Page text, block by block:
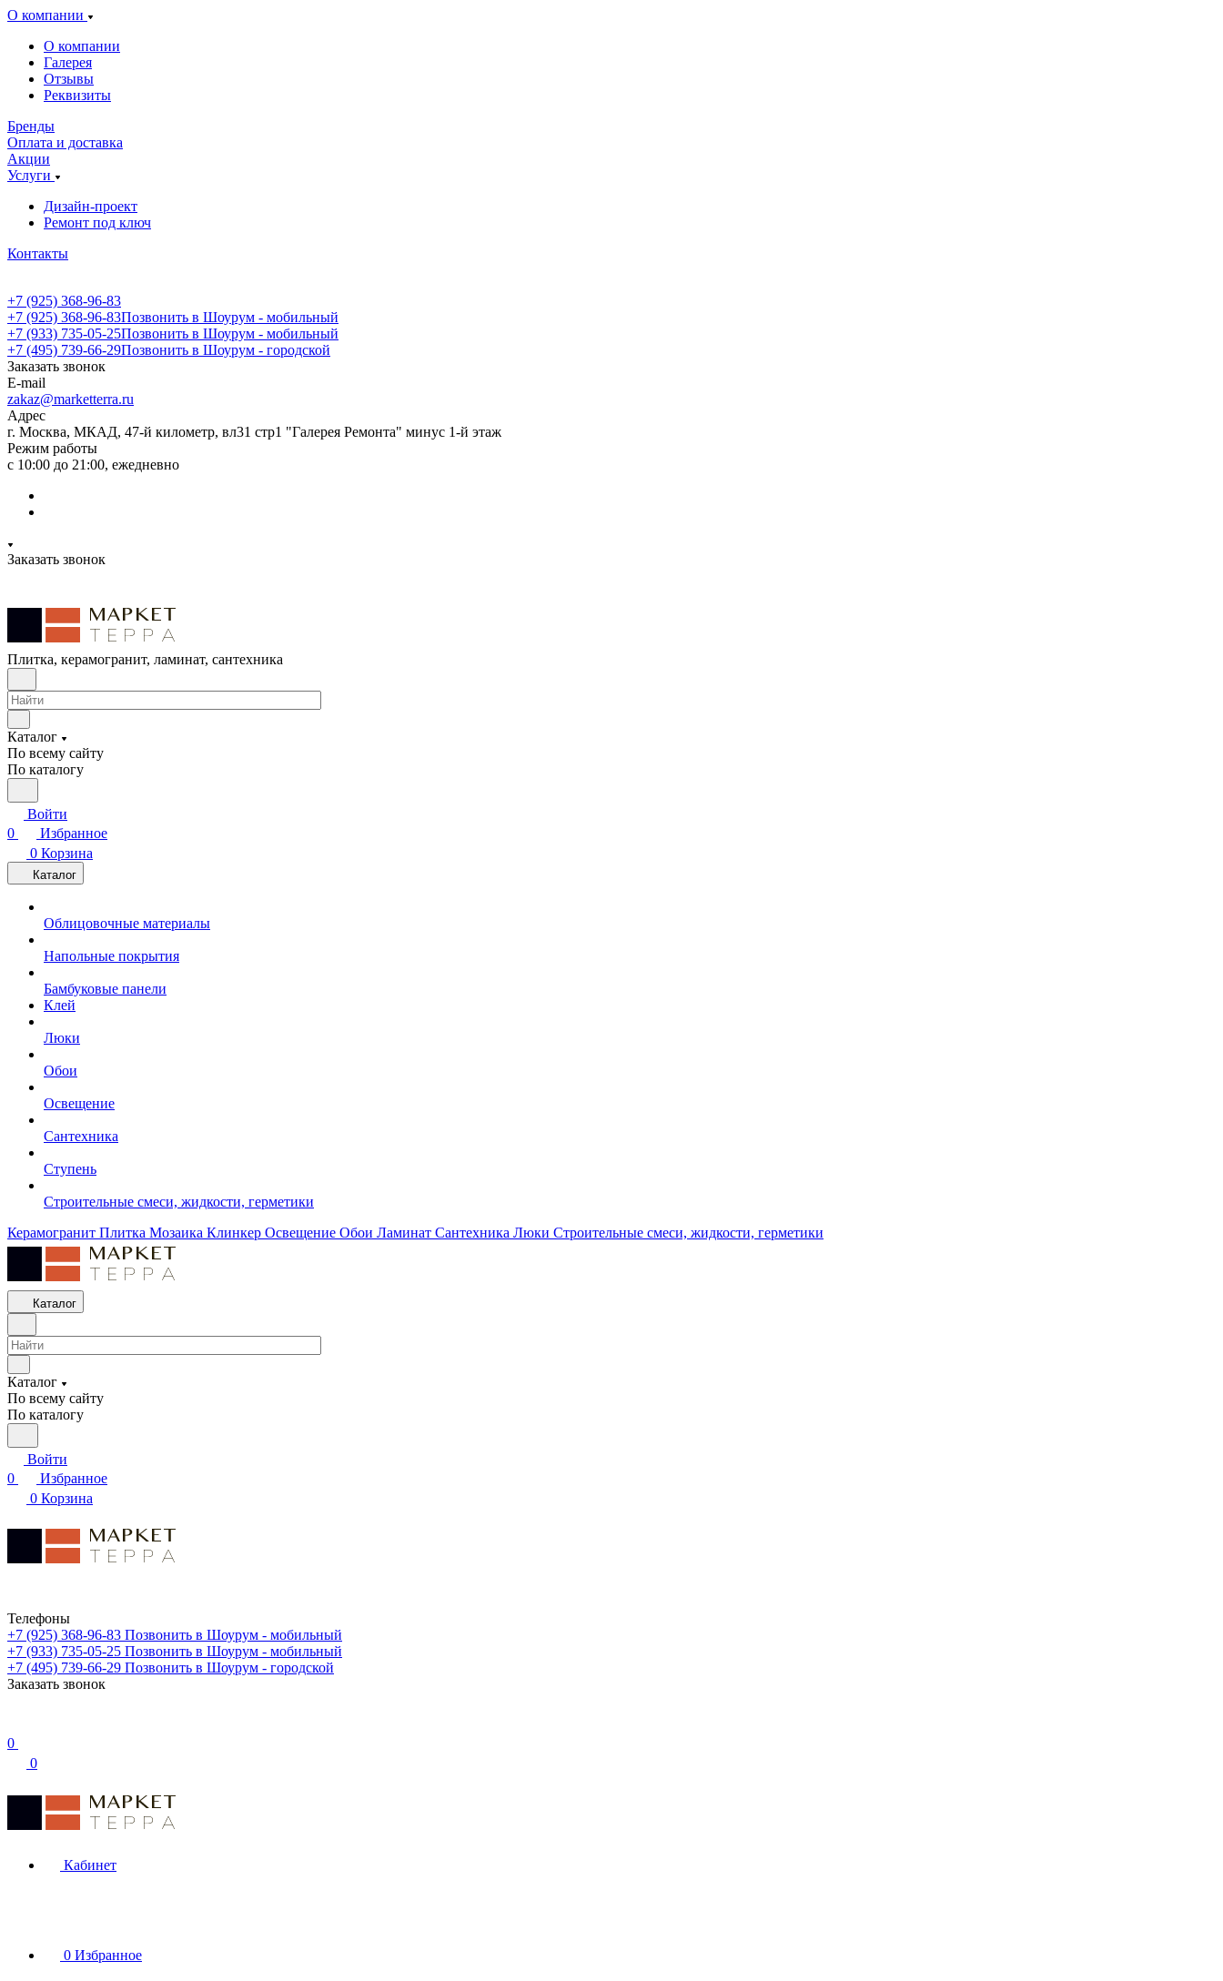
О компании
О компании
Галерея
Отзывы
Реквизиты
Бренды
Оплата и доставка
Акции
Услуги
Дизайн-проект
Ремонт под ключ
Контакты
+7 (925) 368-96-83
+7 (925) 368-96-83Позвонить в Шоурум - мобильный
+7 (933) 735-05-25Позвонить в Шоурум - мобильный
+7 (495) 739-66-29Позвонить в Шоурум - городской
Заказать звонок
E-mail
zakaz@marketterra.ru
Адрес
г. Москва, МКАД, 47-й километр, вл31 стр1 "Галерея Ремонта" минус 1-й этаж
Режим работы
с 10:00 до 21:00, ежедневно
Заказать звонок
Плитка, керамогранит, ламинат, сантехника
Каталог
По всему сайту
По каталогу
Войти
0
Избранное
0 Корзина
Каталог
Облицовочные материалы
Напольные покрытия
Бамбуковые панели
Клей
Люки
Обои
Освещение
Сантехника
Ступень
Строительные смеси, жидкости, герметики
Керамогранит Плитка Мозаика Клинкер Освещение Обои Ламинат Сантехника Люки Строительные смеси, жидкости, герметики
Каталог
Каталог
По всему сайту
По каталогу
Войти
0
Избранное
0 Корзина
Телефоны
+7 (925) 368-96-83 Позвонить в Шоурум - мобильный
+7 (933) 735-05-25 Позвонить в Шоурум - мобильный
+7 (495) 739-66-29 Позвонить в Шоурум - городской
Заказать звонок
0
0
Кабинет
0 Избранное